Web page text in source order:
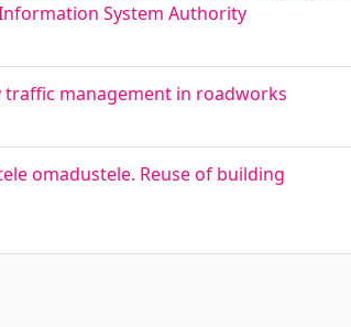
System Authority
management in roadworks
omadustele. Reuse of building